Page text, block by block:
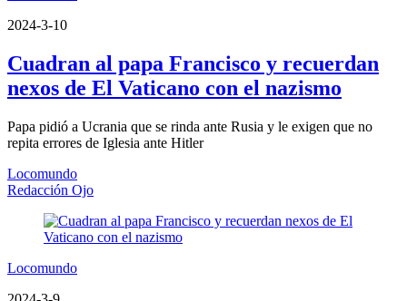
2024-3-10
Cuadran al papa Francisco y recuerdan
nexos de El Vaticano con el nazismo
Papa pidió a Ucrania que se rinda ante Rusia y le exigen que no
repita errores de Iglesia ante Hitler
Locomundo
Redacción Ojo
Locomundo